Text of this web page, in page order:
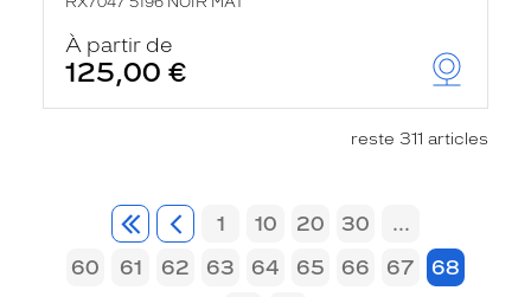
À partir de
125,00 €
reste 311 articles
1 10 20 30
...
60
61 62 63 64 65 66 67
68